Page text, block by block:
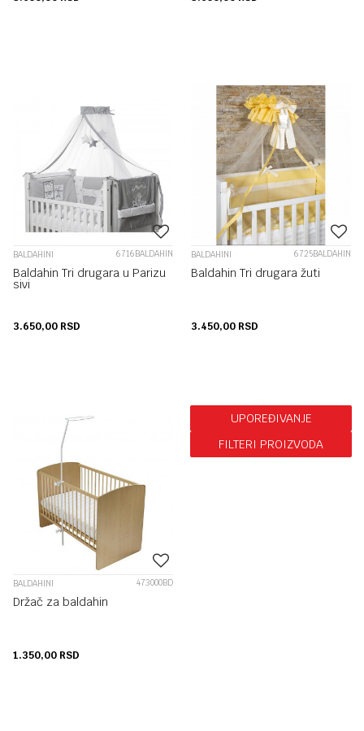
BALDAHINI 6716BALDAHIN
Baldahin Tri drugara u Parizu
sivi
3.650,00 RSD
BALDAHINI 6725BALDAHIN
Baldahin Tri drugara žuti
3.450,00 RSD
BALDAHINI 473000BD
Držač za baldahin
1.350,00 RSD
UPOREĐIVANJE
FILTERI PROIZVODA